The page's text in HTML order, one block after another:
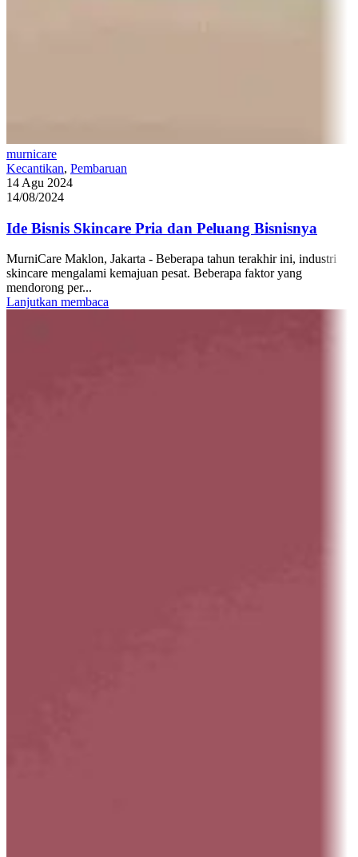
murnicare
Kecantikan, Pembaruan
14 Agu 2024
14/08/2024
Ide Bisnis Skincare Pria dan Peluang Bisnisnya
MurniCare Maklon, Jakarta - Beberapa tahun terakhir ini, industri
skincare mengalami kemajuan pesat. Beberapa faktor yang
mendorong per...
Lanjutkan membaca